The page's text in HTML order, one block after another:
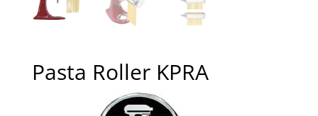
Pasta Roller KPRA